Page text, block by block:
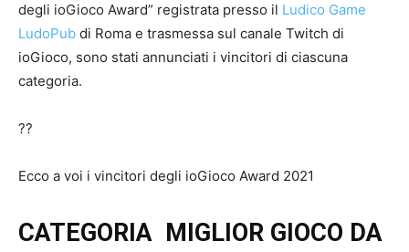
degli ioGioco Award” registrata presso il Ludico Game
LudoPub di Roma e trasmessa sul canale Twitch di
ioGioco, sono stati annunciati i vincitori di ciascuna
categoria.
??
Ecco a voi i vincitori degli ioGioco Award 2021
CATEGORIA MIGLIOR GIOCO DA